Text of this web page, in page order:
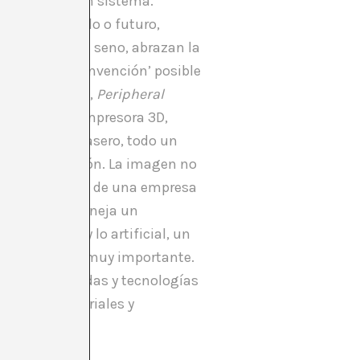
ser pasado o futuro,
que, en su seno, abrazan la
no hay ‘invención’ posible
Peripheral
por una impresora 3D,
el lado trasero, todo un
La imagen no
de una empresa
que maneja un
lo natural y lo artificial, un
es muy importante.
inanimadas y tecnologías
materiales y